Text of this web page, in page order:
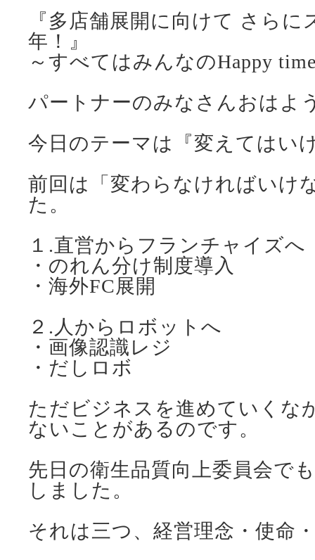
『多店舗展開に向けて さら
年！』
～すべてはみんなのHappy
パートナーのみなさんおはよ
今日のテーマは『変えてはい
前回は「変わらなければいけ
た。
１.直営からフランチャイズへ
・のれん分け制度導入
・海外FC展開
２.人からロボットへ
・画像認識レジ
・だしロボ
ただビジネスを進めていくな
ないことがあるのです。
先日の衛生品質向上委員会で
しました。
それは三つ、経営理念・使命